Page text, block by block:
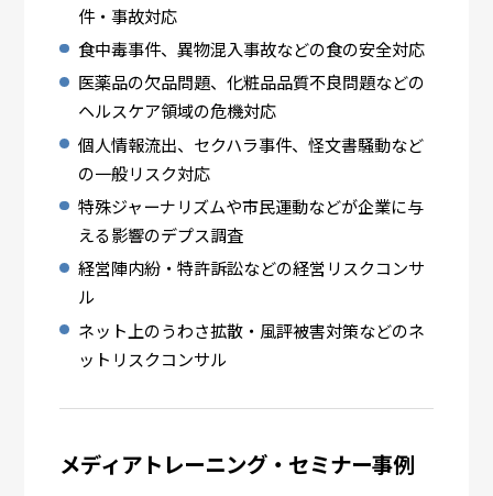
件・事故対応
食中毒事件、異物混入事故などの食の安全対応
医薬品の欠品問題、化粧品品質不良問題などの
ヘルスケア領域の危機対応
個人情報流出、セクハラ事件、怪文書騒動など
の一般リスク対応
特殊ジャーナリズムや市民運動などが企業に与
える影響のデプス調査
経営陣内紛・特許訴訟などの経営リスクコンサ
ル
ネット上のうわさ拡散・風評被害対策などのネ
ットリスクコンサル
メディアトレーニング・セミナー事例